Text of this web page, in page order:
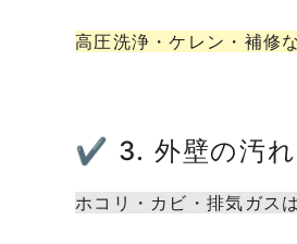
高圧洗浄・ケレン・補修
✔ 3. 外壁の汚れ
ホコリ・カビ・排気ガス